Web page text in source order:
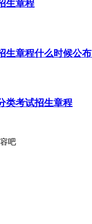
生章程
生章程什么时候公
类考试招生章程
吧